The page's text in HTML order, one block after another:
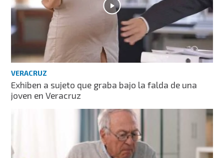
VERACRUZ
Exhiben a sujeto que graba bajo la falda de una
joven en Veracruz